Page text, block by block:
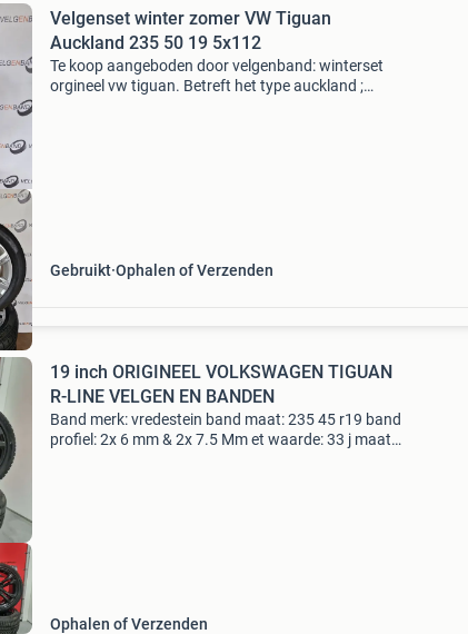
Velgenset winter zomer VW Tiguan
Auckland 235 50 19 5x112
Te koop aangeboden door velgenband: winterset
orgineel vw tiguan. Betreft het type auckland ;
Gebruikt Ophalen of Verzenden
19 inch ORIGINEEL VOLKSWAGEN TIGUAN
R-LINE VELGEN EN BANDEN
Band merk: vredestein band maat: 235 45 r19 band
profiel: 2x 6 mm & 2x 7.5 Mm et waarde: 33 j maat:
Ophalen of Verzenden